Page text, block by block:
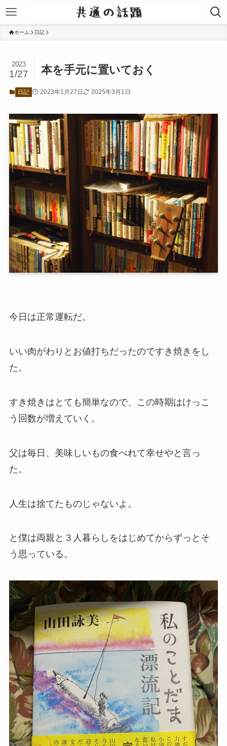
ホーム 日記
本を手元に置いておく
2023
1/27
日記 2023年1月27日 2025年3月1日
今日は正常運転だ。
いい肉がわりとお値打ちだったのですき焼きをし
た。
すき焼きはとても簡単なので、この時期はけっこ
う回数が増えていく。
父は毎日、美味しいもの食べれて幸せやと言っ
た。
人生は捨てたものじゃないよ。
と僕は両親と３人暮らしをはじめてからずっとそ
う思っている。